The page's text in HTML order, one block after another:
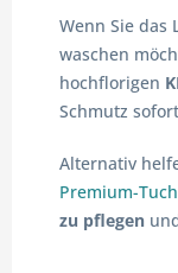
Wenn Sie das
waschen
hochflorigen
Schmutz
Alternativ
Premium-Tuch
zu pflegen